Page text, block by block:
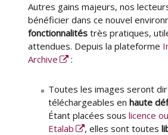
Autres gains majeurs, nos
bénéficier dans ce nouvel
fonctionnalités très pratiques,
attendues. Depuis la plateforme
Archive
:
Toutes les images seront
téléchargeables en haute
Étant placées sous licence
Etalab
, elles sont toutes